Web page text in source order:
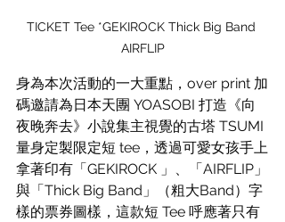
TICKET Tee *GEKIROCK Thick Big Band
AIRFLIP
身為本次活動的一大重點，over print 加
碼邀請為日本天團 YOASOBI 打造《向
夜晚奔去》小說集主視覺的古塔 TSUMI
量身定製限定短 tee，透過可愛女孩手上
拿著印有「GEKIROCK 」、「AIRFLIP」
與「Thick Big Band」（粗大Band）字
樣的票券圖樣，這款短 Tee 呼應著只有